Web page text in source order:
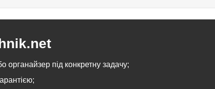
органайзер під конкретну задачу;